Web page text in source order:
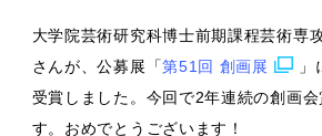
大学院芸術研究科博士前期課程芸術専
さんが、公募展「第51回 創画展
受賞しました。今回で2年連続の創画会
す。おめでとうございます！